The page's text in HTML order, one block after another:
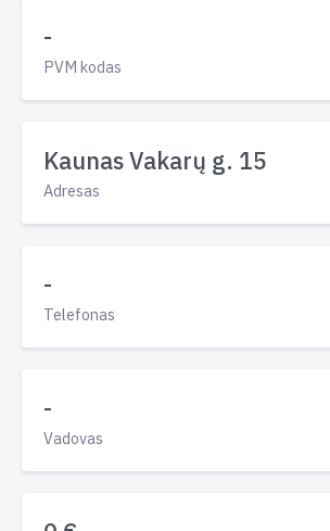
-
PVM kodas
Kaunas Vakarų g. 15
Adresas
-
Telefonas
-
Vadovas